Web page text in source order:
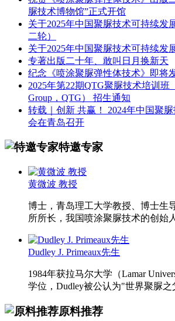
脲技术博物馆”正式开馆
关于2025年中国聚脲技术可持续发
二轮）
关于2025年中国聚脲技术可持续发
专著出版二十年、敢叫日月换新天
纪念《喷涂聚脲弹性体技术》即将
2025年第22期QTG聚脲技术培训班
Group，QTG） 招生通知
转载｜创新 共赢！ 2024年中国聚
会在青岛召开
特邀专家
黄微波 教授
博士，青岛理工大学教授、博士生
所所长，我国喷涂聚脲技术的创始人
Dudley J. Primeaux先生
1984年获拉马尔大学（Lamar
学位，Dudley被公认为"世界聚脲之
原料推荐